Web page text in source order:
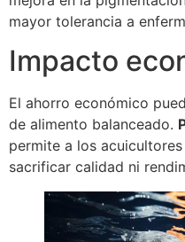
mayor tolerancia a
Impacto
El ahorro económico
de alimento balanceado.
permite a los
sacrificar calidad ni